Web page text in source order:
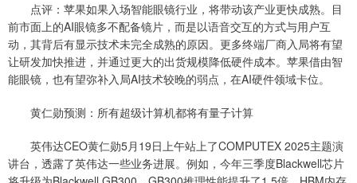
点评：苹果如果入场智能眼镜行业，将带动该产业更快成熟。目
前市面上的AI眼镜多不配备镜片，而是以语音交互的方式与用户互
动，其背后有显示技术未完全成熟的原因。更多终端厂商入局将有望
让研发加快推进，并通过更大的出货规模降低硬件成本。苹果借由智
能眼镜，也有望弥补入局AI技术较晚的弱点，在AI硬件领域卡位。
黄仁勋预测：所有超级计算机都将有量子计算
英伟达CEO黄仁勋5月19日上午站上了COMPUTEX 2025主题演
讲台，透露了英伟达一些业务进展。例如，今年三季度Blackwell芯片